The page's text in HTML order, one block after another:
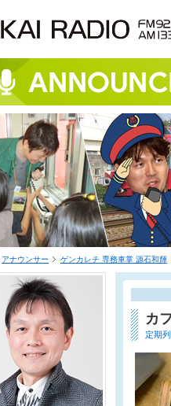
アナウンサー ゲンカレチ 専務車掌 源石和輝
カ
定期